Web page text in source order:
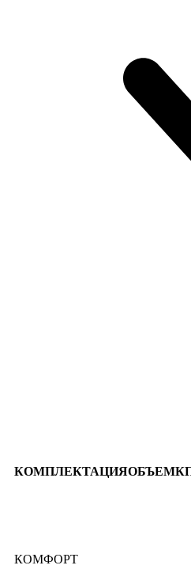
КОМПЛЕКТАЦИЯОБЪЕМ
КОМФОРТ